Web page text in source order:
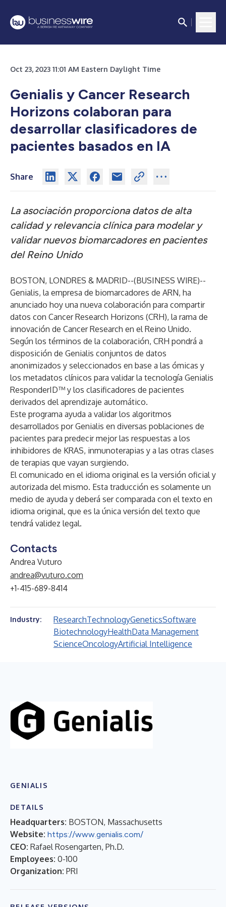
Oct 23, 2023 11:01 AM Eastern Daylight Time
Genialis y Cancer Research
Horizons colaboran para
desarrollar clasificadores de
pacientes basados en IA
Share
La asociación proporciona datos de alta
calidad y relevancia clínica para modelar y
validar nuevos biomarcadores en pacientes
del Reino Unido
BOSTON, LONDRES & MADRID--(BUSINESS WIRE)--
Genialis, la empresa de biomarcadores de ARN, ha
anunciado hoy una nueva colaboración para compartir
datos con Cancer Research Horizons (CRH), la rama de
innovación de Cancer Research en el Reino Unido.
Según los términos de la colaboración, CRH pondrá a
disposición de Genialis conjuntos de datos
anonimizados y seleccionados en base a las ómicas y
los metadatos clínicos para validar la tecnología Genialis
ResponderID™ y los clasificadores de pacientes
derivados del aprendizaje automático.
Este programa ayuda a validar los algoritmos
desarrollados por Genialis en diversas poblaciones de
pacientes para predecir mejor las respuestas a los
inhibidores de KRAS, inmunoterapias y a las otras clases
de terapias que vayan surgiendo.
El comunicado en el idioma original es la versión oficial y
autorizada del mismo. Esta traducción es solamente un
medio de ayuda y deberá ser comparada con el texto en
idioma original, que es la única versión del texto que
tendrá validez legal.
Contacts
Andrea Vuturo
andrea@vuturo.com
+1-415-689-8414
Industry: ResearchTechnologyGeneticsSoftware
BiotechnologyHealthData Management
ScienceOncologyArtificial Intelligence
GENIALIS
DETAILS
Headquarters: BOSTON, Massachusetts
Website: https://www.genialis.com/
CEO: Rafael Rosengarten, Ph.D.
Employees: 0-100
Organization: PRI